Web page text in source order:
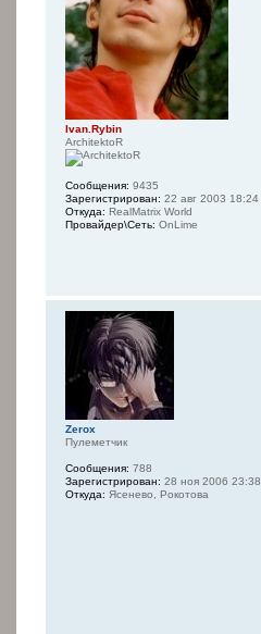
Ivan.Rybin
ArchitektoR
Сообщения: 9435
Зарегистрирован: 22 авг 2003 18:24
Откуда: RealMatrix World
Провайдер\Сеть: OnLime
Zerox
Пулеметчик
Сообщения: 788
Зарегистрирован: 28 ноя 2006 23:38
Откуда: Ясенево, Рокотова